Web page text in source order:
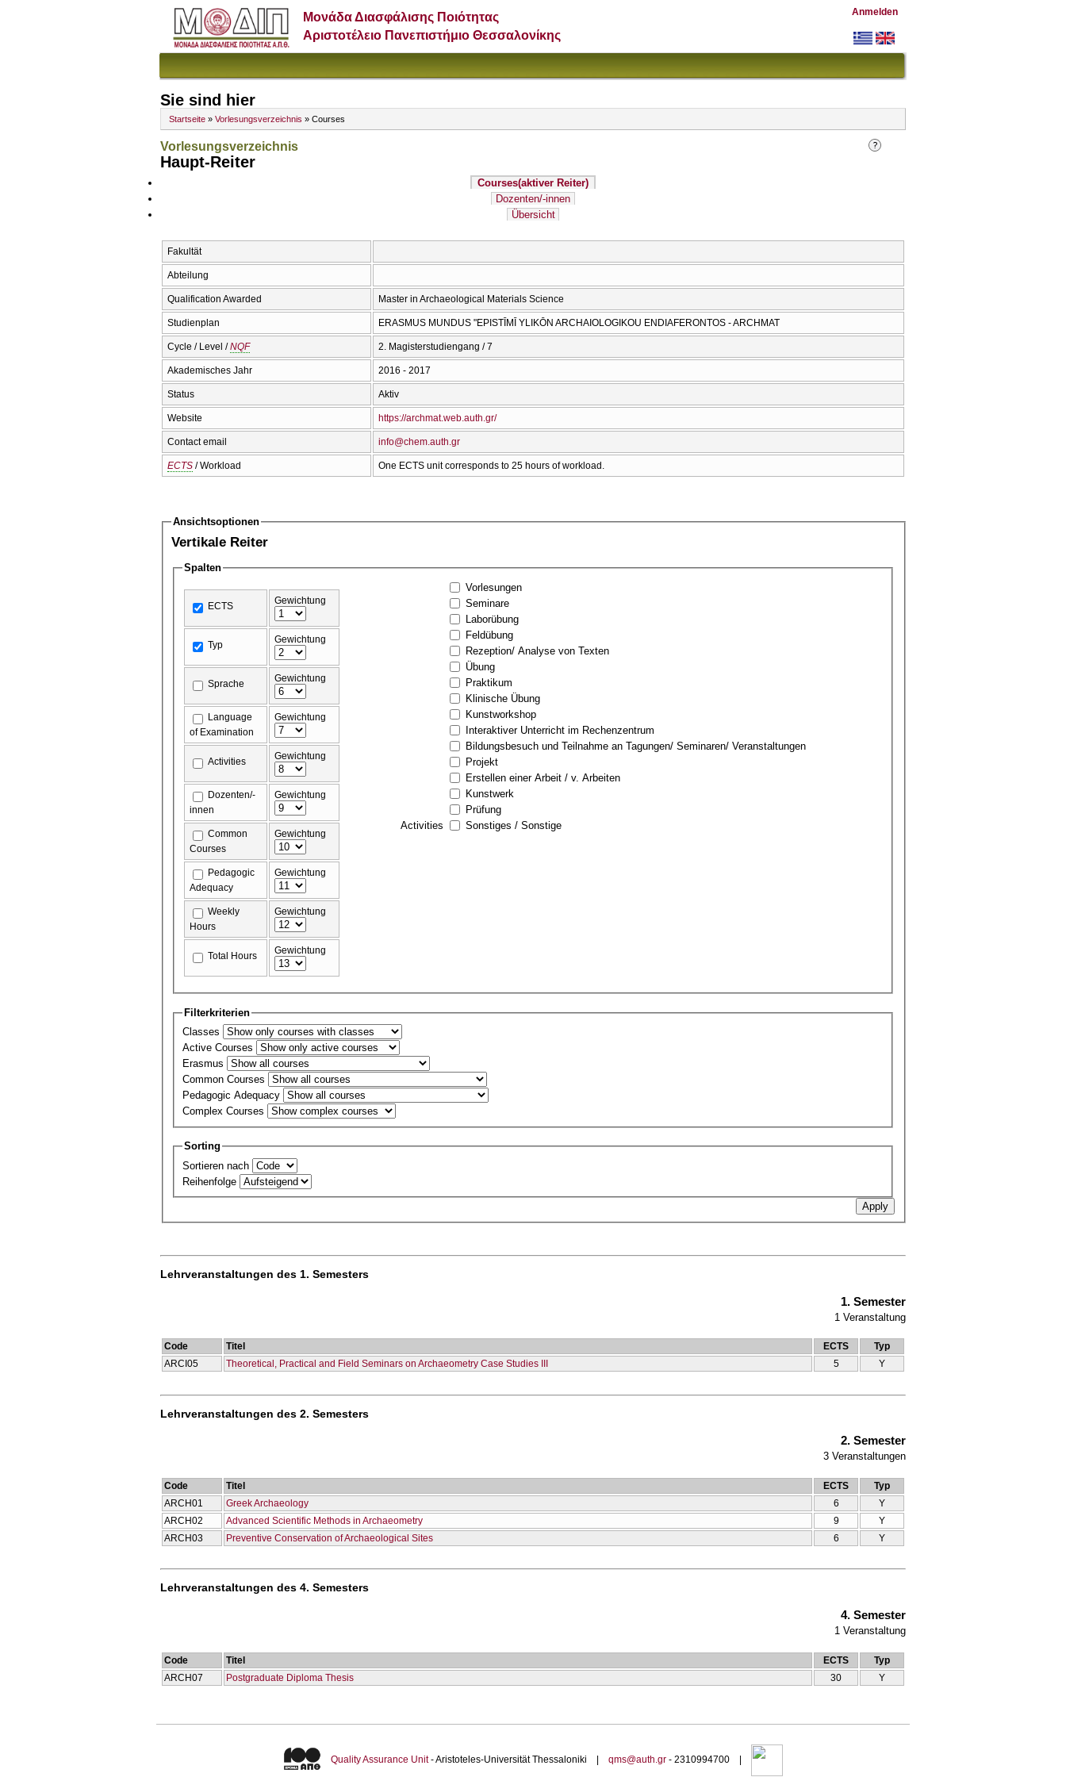
Μονάδα Διασφάλισης Ποιότητας
Αριστοτέλειο Πανεπιστήμιο Θεσσαλονίκης
Anmelden
Sie sind hier
Startseite » Vorlesungsverzeichnis » Courses
Vorlesungsverzeichnis
Haupt-Reiter
Courses(aktiver Reiter)
Dozenten/-innen
Übersicht
Fakultät
Abteilung
Qualification Awarded Master in Archaeological Materials Science
Studienplan ERASMUS MUNDUS "EPISTĪMĪ YLIKŌN ARCΗAIOLOGIKOU ENDIAFERONTOS - ARCHMAT
Cycle / Level /NQF 2. Magisterstudiengang / 7
Akademisches Jahr 2016 - 2017
Status Aktiv
Website https://archmat.web.auth.gr/
Contact email info@chem.auth.gr
ECTS / Workload One ECTS unit corresponds to 25 hours of workload.
Ansichtsoptionen
Vertikale Reiter
Spalten
ECTS Gewichtung
Typ Gewichtung
Sprache Gewichtung
Language
of Examination
Gewichtung
Activities Gewichtung
Dozenten/-
innen
Gewichtung
Common
Courses
Gewichtung
Pedagogic
Adequacy
Gewichtung
Weekly
Hours
Gewichtung
Total Hours Gewichtung
Activities
Vorlesungen
Seminare
Laborübung
Feldübung
Rezeption/ Analyse von Texten
Übung
Praktikum
Klinische Übung
Kunstworkshop
Interaktiver Unterricht im Rechenzentrum
Bildungsbesuch und Teilnahme an Tagungen/ Seminaren/ Veranstaltungen
Projekt
Erstellen einer Arbeit / v. Arbeiten
Kunstwerk
Prüfung
Sonstiges / Sonstige
Filterkriterien
Classes
Active Courses
Erasmus
Common Courses
Pedagogic Adequacy
Complex Courses
Sorting
Sortieren nach
Reihenfolge
Lehrveranstaltungen des 1. Semesters
1. Semester
1 Veranstaltung
Code Titel ECTS
Typ
ARCI05
Theoretical, Practical and Field Seminars on Archaeometry Case Studies III 5 Y
Lehrveranstaltungen des 2. Semesters
2. Semester
3 Veranstaltungen
Code Titel ECTS
Typ
ARCH01
Greek Archaeology 6
Y
ARCH02
Advanced Scientific Methods in Archaeometry 9
Y
ARCH03
Preventive Conservation of Archaeological Sites 6 Y
Lehrveranstaltungen des 4. Semesters
4. Semester
1 Veranstaltung
Code Titel ECTS
Typ
ARCH07
Postgraduate Diploma Thesis 30 Y
Quality Assurance Unit- Aristoteles-Universität Thessaloniki | qms@auth.gr - 2310994700 |